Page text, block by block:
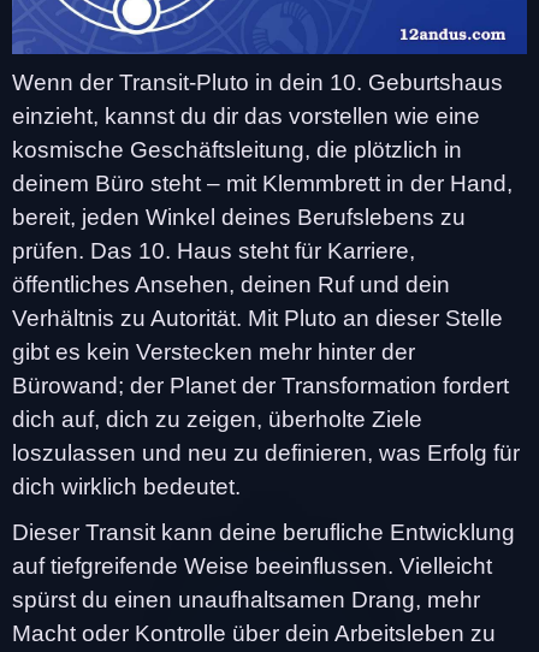
Wenn der Transit-Pluto in dein 10. Geburtshaus
einzieht, kannst du dir das vorstellen wie eine
kosmische Geschäftsleitung, die plötzlich in
deinem Büro steht – mit Klemmbrett in der Hand,
bereit, jeden Winkel deines Berufslebens zu
prüfen. Das 10. Haus steht für Karriere,
öffentliches Ansehen, deinen Ruf und dein
Verhältnis zu Autorität. Mit Pluto an dieser Stelle
gibt es kein Verstecken mehr hinter der
Bürowand; der Planet der Transformation fordert
dich auf, dich zu zeigen, überholte Ziele
loszulassen und neu zu definieren, was Erfolg für
dich wirklich bedeutet.
Dieser Transit kann deine berufliche Entwicklung
auf tiefgreifende Weise beeinflussen. Vielleicht
spürst du einen unaufhaltsamen Drang, mehr
Macht oder Kontrolle über dein Arbeitsleben zu